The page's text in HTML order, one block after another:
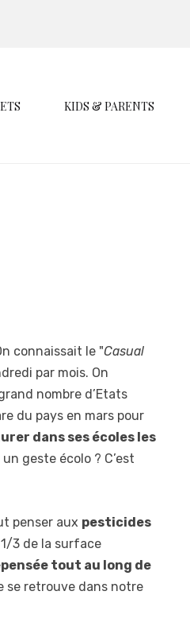
KIDS & PARENTS
connaissait le "Casual
par mois. On
nombre d’Etats
du pays en mars pour
dans ses écoles les
geste écolo ? C’est
penser aux pesticides
3 de la surface
tout au long de
se retrouve dans notre